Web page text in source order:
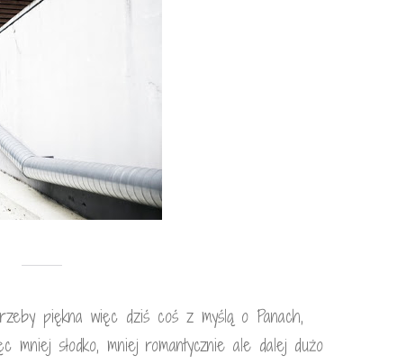
piękna więc dziś coś z myślą o Panach,
mniej słodko, mniej romantycznie ale dalej dużo